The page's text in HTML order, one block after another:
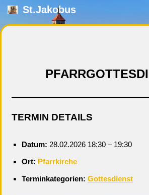
Zum
St.Jakobus
TERMIN DETAILS
Datum: 28.02.2026 18:30 – 19:30
Ort: Pfarrkirche
Terminkategorien: Gottesdienst